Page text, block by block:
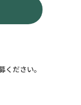
ださい。